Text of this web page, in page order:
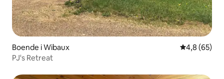
Boende i Wibaux 4,8 av 5 i
4,8 (65)
PJ's Retreat